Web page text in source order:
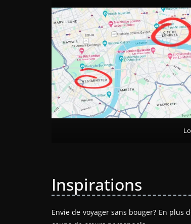
Inspirations
Envie de voyager sans bouger? En